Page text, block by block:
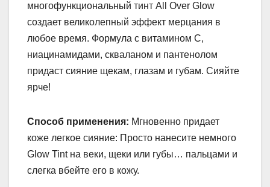
многофункциональный тинт All Over Glow
создает великолепный эффект мерцания в
любое время. Формула с витамином С,
ниацинамидами, скваланом и пантенолом
придаст сияние щекам, глазам и губам. Сияйте
ярче!
Способ применения: Мгновенно придает
коже легкое сияние: Просто нанесите немного
Glow Tint на веки, щеки или губы… пальцами и
слегка вбейте его в кожу.